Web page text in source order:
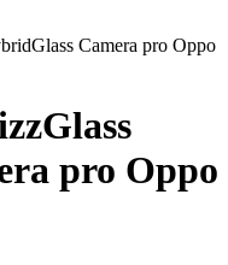
Camera pro Oppo
pro Oppo